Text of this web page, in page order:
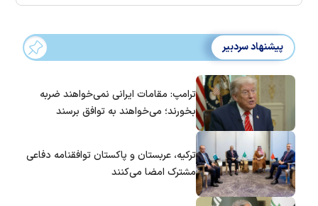
پیشنهاد سردبیر
ترامپ: مقامات ایرانی نمی‌خواهند ضربه
بخورند؛ می‌خواهند به توافق برسند
ترکیه، عربستان و پاکستان توافقنامه دفاعی
مشترک امضا می‌کنند